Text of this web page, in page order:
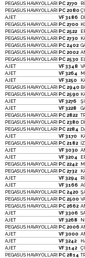
PEGASUS HAVAYOLLARI PC 2770
PEGASUS HAVAYOLLARI PC 2080
AJET
VF 3186
PEGASUS HAVAYOLLARI PC 2700
PEGASUS HAVAYOLLARI PC 2522
PEGASUS HAVAYOLLARI PC 2730
PEGASUS HAVAYOLLARI PC 2402
PEGASUS HAVAYOLLARI PC 2002
PEGASUS HAVAYOLLARI PC 2530
AJET
VF 3348
AJET
VF 3264
AJET
VF 3250
PEGASUS HAVAYOLLARI PC 2940
PEGASUS HAVAYOLLARI PC 2590
AJET
VF 3276
AJET
VF 3228
PEGASUS HAVAYOLLARI PC 2822
PEGASUS HAVAYOLLARI PC 2380
PEGASUS HAVAYOLLARI PC 2284
AJET
VF 3170
PEGASUS HAVAYOLLARI PC 2182
AJET
VF 3030
AJET
VF 3204
PEGASUS HAVAYOLLARI PC 2242
PEGASUS HAVAYOLLARI PC 2732
AJET
VF 3294
AJET
VF 3166
PEGASUS HAVAYOLLARI PC 2420
PEGASUS HAVAYOLLARI PC 2500
PEGASUS HAVAYOLLARI PC 2662
AJET
VF 3306
AJET
VF 3268
PEGASUS HAVAYOLLARI PC 2006
AJET
VF 3000
AJET
VF 3242
AJET
VF 3142
PEGASUS HAVAYOLLARI PC 2814